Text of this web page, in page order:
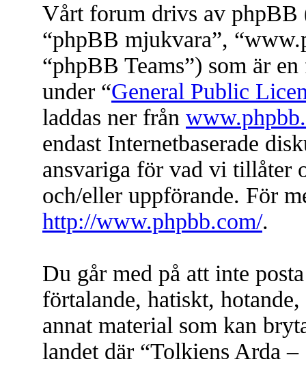
Vårt forum drivs av phpBB
“phpBB mjukvara”,
“phpBB Teams”) som är
under “General Public
laddas ner från
endast Internetbaserade
ansvariga för vad vi tillåter
och/eller uppförande. För
http://www.phpbb.com/.
Du går med på att inte
förtalande, hatiskt,
annat material som kan
landet där “Tolkiens Arda